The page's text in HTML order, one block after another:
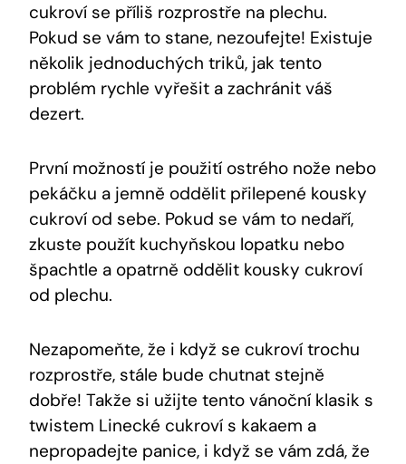
cukroví se příliš rozprostře na plechu.
Pokud se⁢ vám to stane, nezoufejte! Existuje‍
několik jednoduchých triků, jak tento
problém ​rychle vyřešit a zachránit váš​
dezert.
První možností je použití ostrého nože nebo
pekáčku a jemně ⁢oddělit přilepené kousky
cukroví od sebe. Pokud se‌ vám to nedaří,
zkuste použít kuchyňskou lopatku⁣ nebo
špachtle a opatrně ⁢oddělit kousky ‍cukroví
od plechu.
Nezapomeňte, že i když se cukroví ⁢trochu
rozprostře, stále bude chutnat stejně
dobře! Takže si užijte tento vánoční klasik s
twistem Linecké cukroví s kakaem a
nepropadejte panice, i když se vám ⁢zdá, že